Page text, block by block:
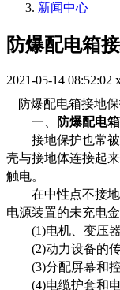
新闻中心
防爆配电箱
2021-05-14 08:52:02
防爆配电箱接地
一、
防爆配电
接地保护也常被
壳与接地体连接起
触电。
在中性点不接地
电源装置的未充电
(1)电机、变压器
(2)动力设备的传
(3)分配屏幕和控
(4)电缆护套和电